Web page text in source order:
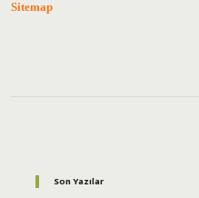
Sitemap
Son Yazılar